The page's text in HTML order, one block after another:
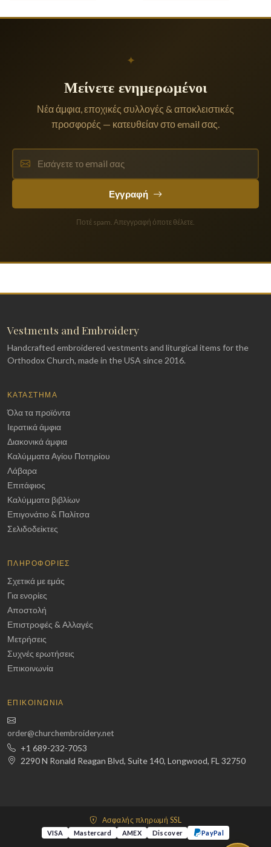
✦
Μείνετε ενημερωμένοι
Νέα άμφια, εποχικές συλλογές & αποκλειστικές
προσφορές — κατευθείαν στο email σας.
Εγγραφή
Ποτέ spam. Απεγγραφή όποτε θέλετε.
Vestments and Embroidery
Handcrafted embroidered vestments and liturgical items for the
Orthodox Church, made in the USA since 2016.
ΚΑΤΆΣΤΗΜΑ
Όλα τα προϊόντα
Ιερατικά άμφια
Διακονικά άμφια
Καλύμματα Αγίου Ποτηρίου
Λάβαρα
Επιτάφιος
Καλύμματα βιβλίων
Επιγονάτιο & Παλίτσα
Σελιδοδείκτες
ΠΛΗΡΟΦΟΡΊΕΣ
Σχετικά με εμάς
Για ενορίες
Αποστολή
Επιστροφές & Αλλαγές
Μετρήσεις
Συχνές ερωτήσεις
Επικοινωνία
ΕΠΙΚΟΙΝΩΝΊΑ
order@churchembroidery.net
+1 689-232-7053
2290 N Ronald Reagan Blvd, Suite 140, Longwood, FL 32750
Ασφαλής πληρωμή SSL
VISA Mastercard AMEX Discover PayPal